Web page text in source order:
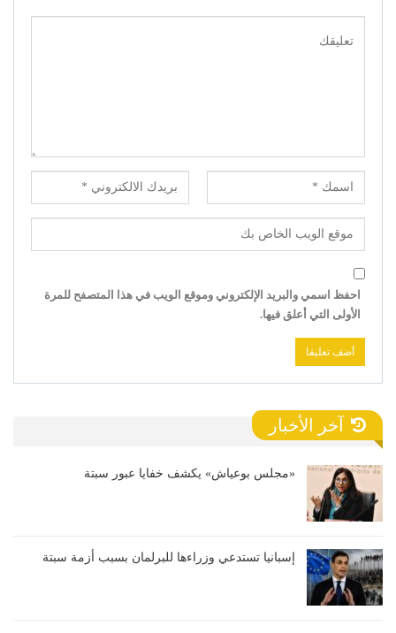
احفظ اسمي والبريد الإلكتروني وموقع الويب في هذا المتصفح للمرة
الأولى التي أعلق فيها.
آخر الأخبار
«مجلس بوعياش» يكشف خفايا عبور سبتة
إسبانيا تستدعي وزراءها للبرلمان بسبب أزمة سبتة